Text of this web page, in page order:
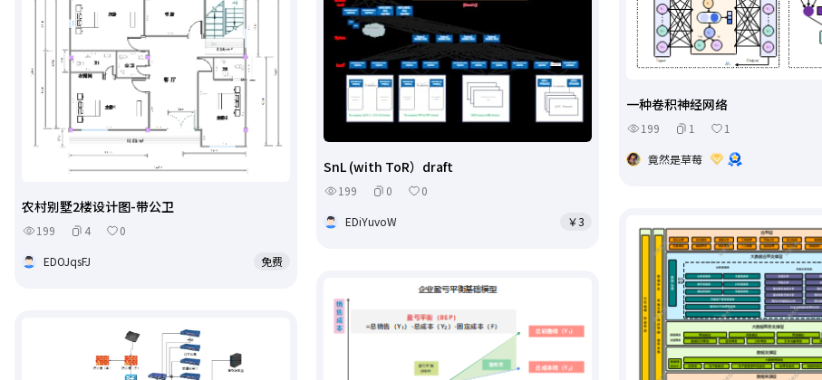
一种卷积神经网络
199 1
1
竟然是草莓
农村别墅2楼设计图-带公卫
199 4
0
EDOJqsFJ
免费
SnL (with ToR）draft
199 0
0
EDiYuvoW
￥3